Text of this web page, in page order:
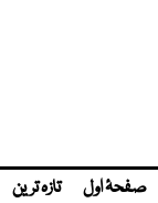
صفحۂ اول تازہ ترین